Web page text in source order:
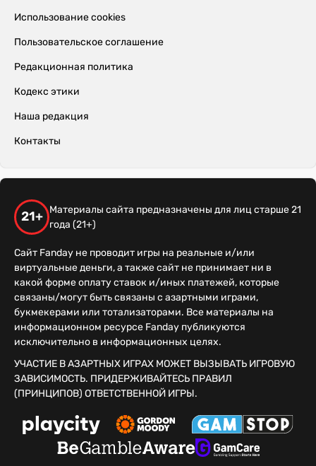
Использование cookies
Пользовательское соглашение
Редакционная политика
Кодекс этики
Наша редакция
Контакты
21+
Материалы сайта предназначены для лиц старше 21
года (21+)
Сайт Fanday не проводит игры на реальные и/или
виртуальные деньги, а также сайт не принимает ни в
какой форме оплату ставок и/иных платежей, которые
связаны/могут быть связаны с азартными играми,
букмекерами или тотализаторами. Все материалы на
информационном ресурсе Fanday публикуются
исключительно в информационных целях.
УЧАСТИЕ В АЗАРТНЫХ ИГРАХ МОЖЕТ ВЫЗЫВАТЬ ИГРОВУЮ
ЗАВИСИМОСТЬ. ПРИДЕРЖИВАЙТЕСЬ ПРАВИЛ
(ПРИНЦИПОВ) ОТВЕТСТВЕННОЙ ИГРЫ.